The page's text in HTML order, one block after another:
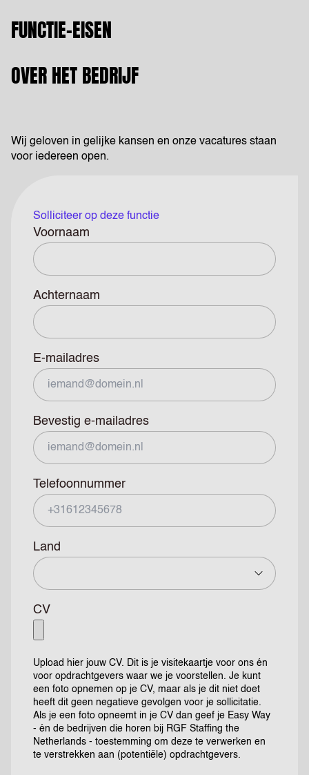
FUNCTIE-EISEN
OVER HET BEDRIJF
Wij geloven in gelijke kansen en onze vacatures staan
voor iedereen open.
Solliciteer op deze functie
Voornaam
Achternaam
E-mailadres
Bevestig e-mailadres
Telefoonnummer
Land
CV
Upload hier jouw CV. Dit is je visitekaartje voor ons én
voor opdrachtgevers waar we je voorstellen. Je kunt
een foto opnemen op je CV, maar als je dit niet doet
heeft dit geen negatieve gevolgen voor je sollicitatie.
Als je een foto opneemt in je CV dan geef je Easy Way
- én de bedrijven die horen bij RGF Staffing the
Netherlands - toestemming om deze te verwerken en
te verstrekken aan (potentiële) opdrachtgevers.